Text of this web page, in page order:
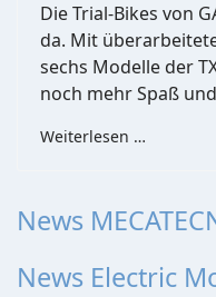
Die Trial-Bikes von
da. Mit
sechs Modelle der
noch mehr Spaß
Weiterlesen …
News
News Electric